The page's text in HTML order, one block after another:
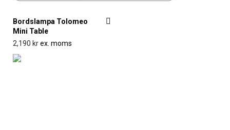
Bordslampa Tolomeo
Mini Table
2,190 krex. moms